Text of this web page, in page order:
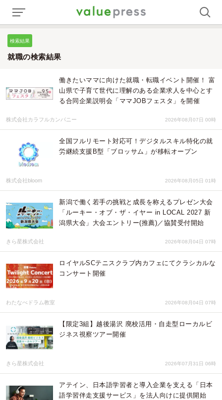
検索結果
就職の検索結果
働きたいママに向けた就職・転職イベント開催！ 富
山県で子育て世代に理解のある企業求人を中心とす
る合同企業説明会「ママJOBフェスタ」を開催
株式会社カラフルカンパニー 2026年08月07日 00時
全国フルリモート対応可！デジタルスキル特化の就
労継続支援B型「ブロッサム」が移転オープン
株式会社bloom 2026年08月05日 01時
新潟で働く若手の挑戦と成長を称えるプレゼン大会
「ルーキー・オブ・ザ・イヤー in LOCAL 2027 新
潟県大会」大会エントリー(推薦)／協賛受付開始
きら星株式会社 2026年08月04日 07時
ロイヤルSCテニスクラブ内カフェにてクラシカルな
コンサート開催
わたなべドラム教室 2026年08月04日 07時
【限定3組】越後湯沢 廃校活用・自走型ローカルビ
ジネス視察ツアー開催
きら星株式会社 2026年07月31日 06時
アテイン、日本語学習者と導入企業を支える「日本
語学習伴走支援サービス」を法人向けに提供開始